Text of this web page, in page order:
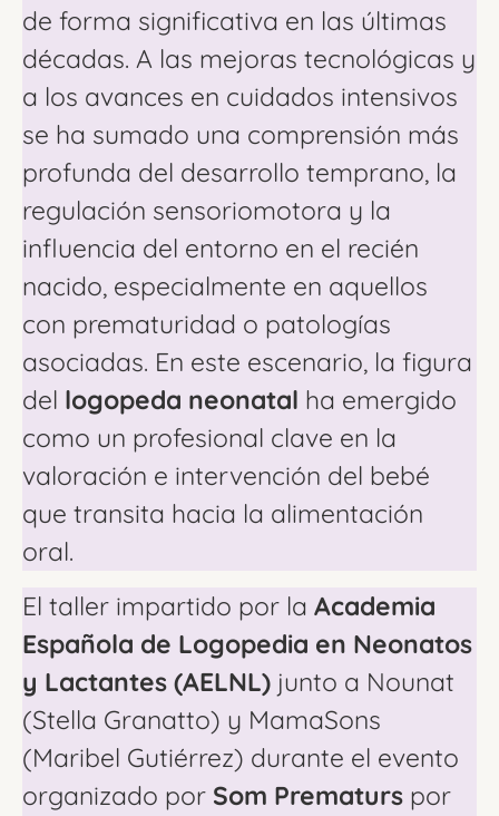
de forma significativa en las últimas
décadas. A las mejoras tecnológicas y
a los avances en cuidados intensivos
se ha sumado una comprensión más
profunda del desarrollo temprano, la
regulación sensoriomotora y la
influencia del entorno en el recién
nacido, especialmente en aquellos
con prematuridad o patologías
asociadas. En este escenario, la figura
del logopeda neonatal ha emergido
como un profesional clave en la
valoración e intervención del bebé
que transita hacia la alimentación
oral.
El taller impartido por la Academia
Española de Logopedia en Neonatos
y Lactantes (AELNL) junto a Nounat
(Stella Granatto) y MamaSons
(Maribel Gutiérrez) durante el evento
organizado por Som Prematurs por